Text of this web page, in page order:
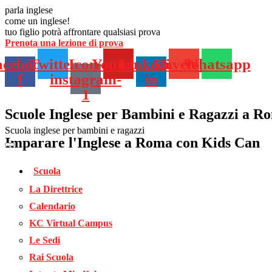
Vai
al
contenuto
Scuola inglese per bambini e ragazzi
Scuola
La Direttrice
Calendario
KC Virtual Campus
Le Sedi
Rai Scuola
parla inglese
come un inglese!
tuo figlio potrà affrontare qualsiasi prova
Prenota una lezione di prova
f
TwitterIcon-
instagram-
1
YoutubeLinkedin-
in
EnvelopeWhatsapp
Scuole Inglese per Bambini e Ragazzi a
Imparare l'Inglese a Roma con Kids Can